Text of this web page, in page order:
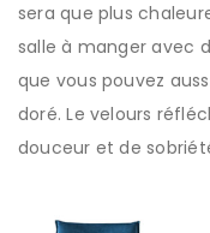
sera que plus
salle à manger avec
que vous pouvez
doré. Le velours
douceur et de